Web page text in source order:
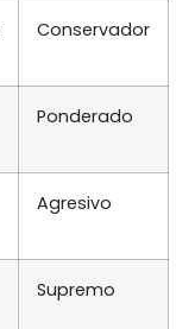
Conservador
Ponderado
Agresivo
Supremo